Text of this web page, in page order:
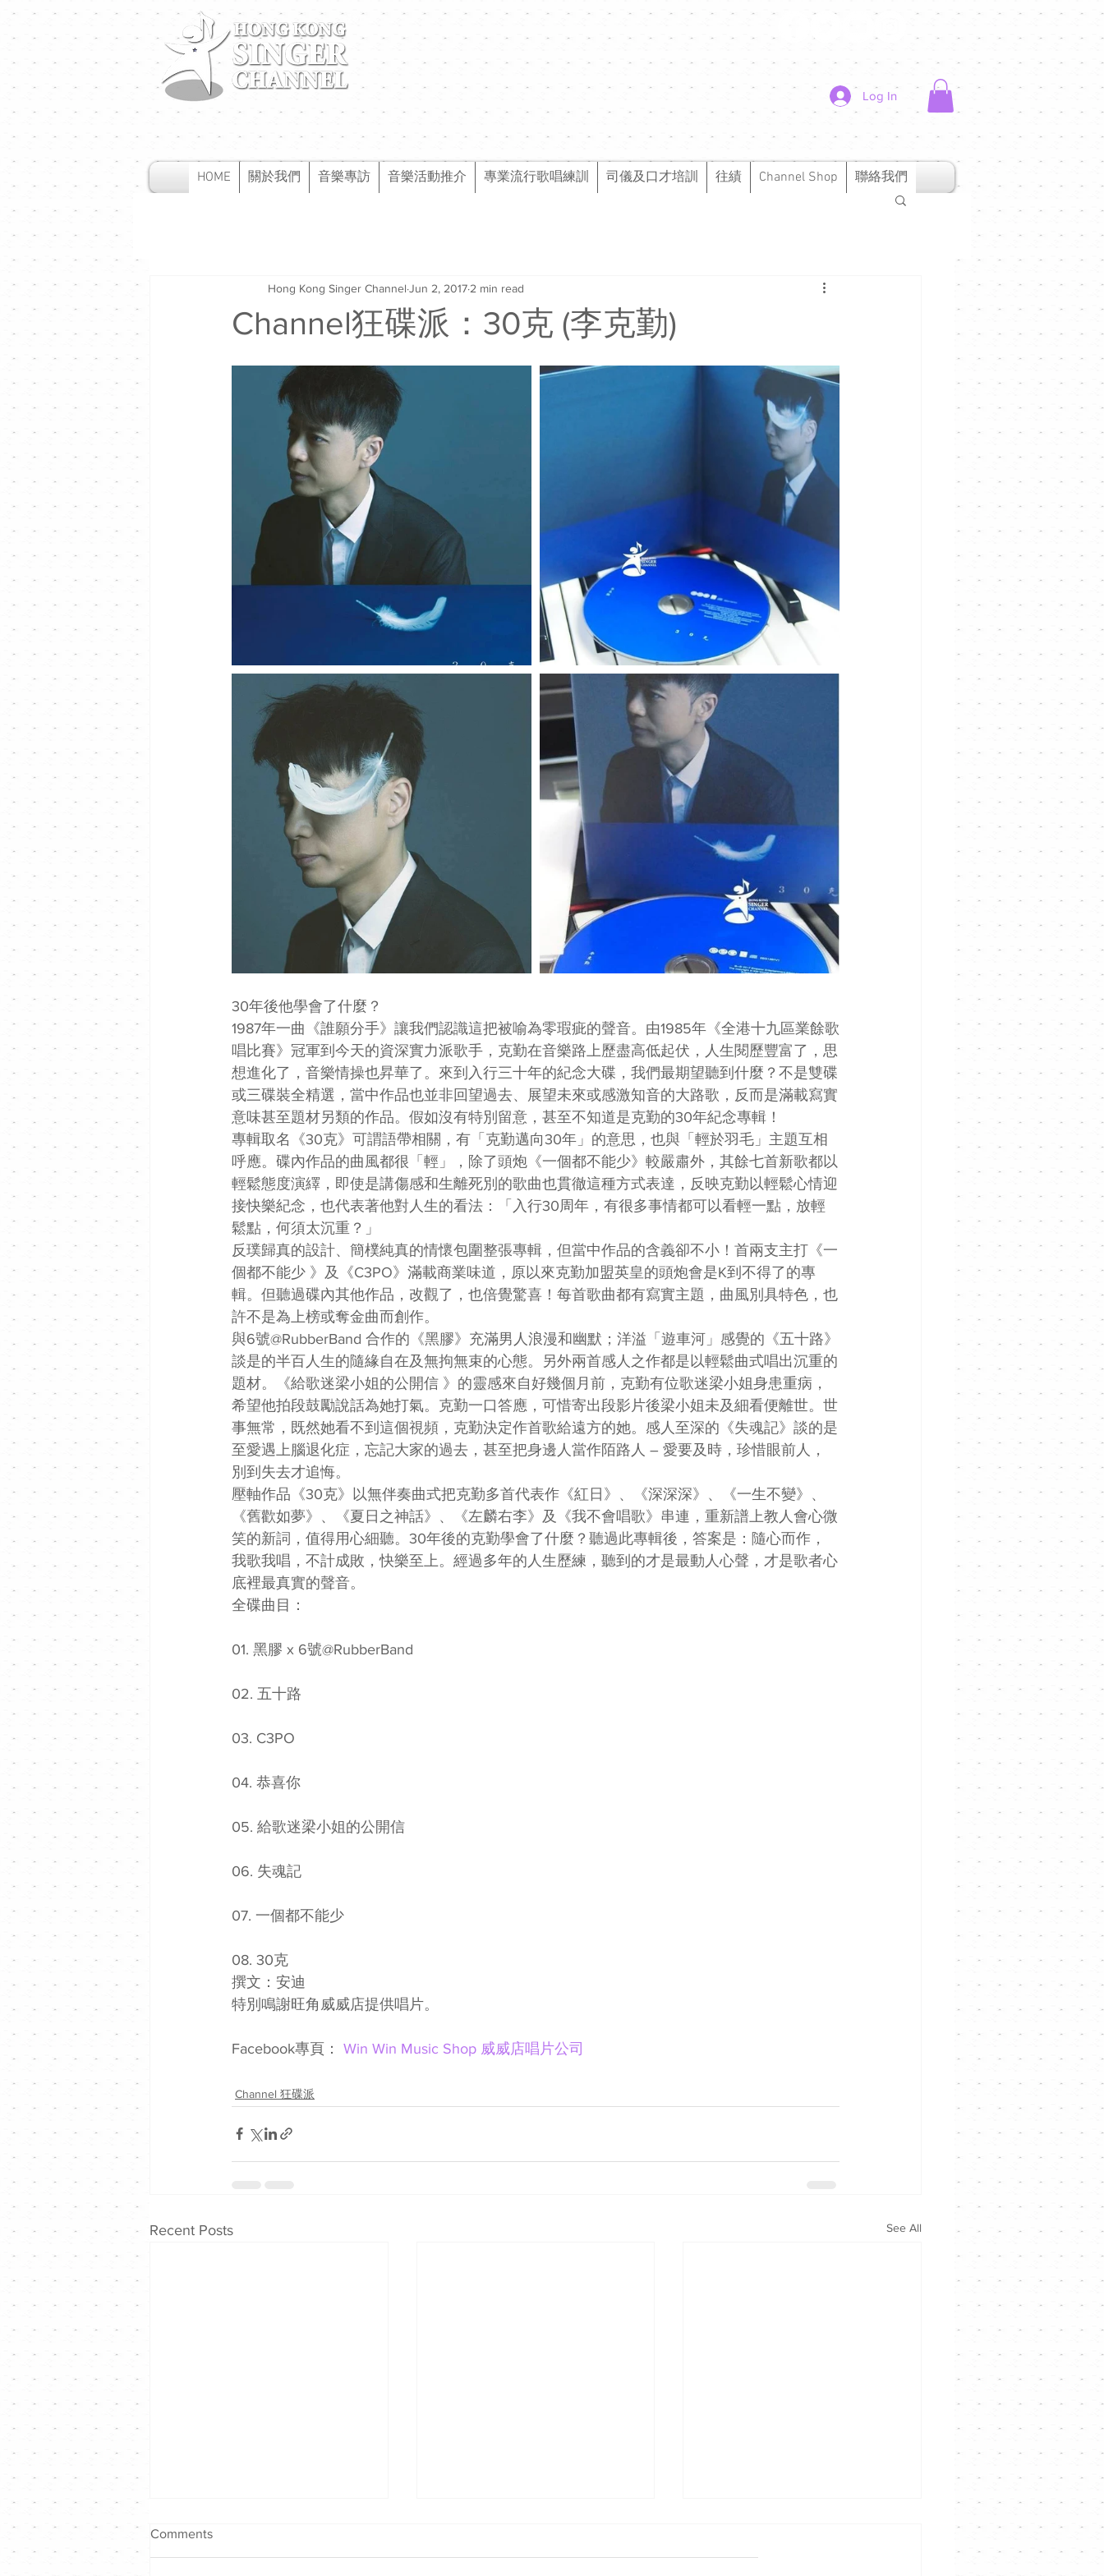
Log In
HOME 關於我們 音樂專訪 音樂活動推介 專業流行歌唱練訓 司儀及口才培訓 往績 Channel Shop 聯絡我們
Channel狂碟派：30克 (李克勤)
Hong Kong Singer Channel Jun 2, 2017 2 min read
30年後他學會了什麼？
1987年一曲《誰願分手》讓我們認識這把被喻為零瑕疵的聲音。由1985年《全港十九區業餘歌
唱比賽》冠軍到今天的資深實力派歌手，克勤在音樂路上歷盡高低起伏，人生閱歷豐富了，思
想進化了，音樂情操也昇華了。來到入行三十年的紀念大碟，我們最期望聽到什麼？不是雙碟
或三碟裝全精選，當中作品也並非回望過去、展望未來或感激知音的大路歌，反而是滿載寫實
意味甚至題材另類的作品。假如沒有特別留意，甚至不知道是克勤的30年紀念專輯！
專輯取名《30克》可謂語帶相關，有「克勤邁向30年」的意思，也與「輕於羽毛」主題互相
呼應。碟內作品的曲風都很「輕」，除了頭炮《一個都不能少》較嚴肅外，其餘七首新歌都以
輕鬆態度演繹，即使是講傷感和生離死別的歌曲也貫徹這種方式表達，反映克勤以輕鬆心情迎
接快樂紀念，也代表著他對人生的看法：「入行30周年，有很多事情都可以看輕一點，放輕
鬆點，何須太沉重？」
反璞歸真的設計、簡樸純真的情懷包圍整張專輯，但當中作品的含義卻不小！首兩支主打《一
個都不能少 》及《C3PO》滿載商業味道，原以來克勤加盟英皇的頭炮會是K到不得了的專
輯。但聽過碟內其他作品，改觀了，也倍覺驚喜！每首歌曲都有寫實主題，曲風別具特色，也
許不是為上榜或奪金曲而創作。
與6號@RubberBand 合作的《黑膠》充滿男人浪漫和幽默；洋溢「遊車河」感覺的《五十路》
談是的半百人生的隨緣自在及無拘無束的心態。另外兩首感人之作都是以輕鬆曲式唱出沉重的
題材。《給歌迷梁小姐的公開信 》的靈感來自好幾個月前，克勤有位歌迷梁小姐身患重病，
希望他拍段鼓勵說話為她打氣。克勤一口答應，可惜寄出段影片後梁小姐未及細看便離世。世
事無常，既然她看不到這個視頻，克勤決定作首歌給遠方的她。感人至深的《失魂記》談的是
至愛遇上腦退化症，忘記大家的過去，甚至把身邊人當作陌路人 – 愛要及時，珍惜眼前人，
別到失去才追悔。
壓軸作品《30克》以無伴奏曲式把克勤多首代表作《紅日》、《深深深》、《一生不變》、
《舊歡如夢》、《夏日之神話》、《左麟右李》及《我不會唱歌》串連，重新譜上教人會心微
笑的新詞，值得用心細聽。30年後的克勤學會了什麼？聽過此專輯後，答案是：隨心而作，
我歌我唱，不計成敗，快樂至上。經過多年的人生歷練，聽到的才是最動人心聲，才是歌者心
底裡最真實的聲音。
全碟曲目：
01. 黑膠 x 6號@RubberBand
02. 五十路
03. C3PO
04. 恭喜你
05. 給歌迷梁小姐的公開信
06. 失魂記
07. 一個都不能少
08. 30克
撰文：安迪
特別鳴謝旺角威威店提供唱片。
Facebook專頁： Win Win Music Shop 威威店唱片公司
Channel 狂碟派
Recent Posts See All
Comments